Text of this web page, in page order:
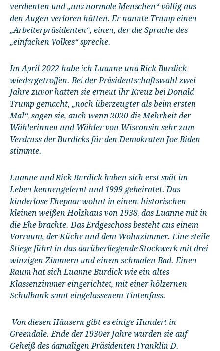
verdienten und „uns normale Menschen“ völlig aus
den Augen verloren hätten. Er nannte Trump einen
„Arbeiterpräsidenten“, einen, der die Sprache des
„einfachen Volkes“ spreche.
Im April 2022 habe ich Luanne und Rick Burdick
wiedergetroffen. Bei der Präsidentschaftswahl zwei
Jahre zuvor hatten sie erneut ihr Kreuz bei Donald
Trump gemacht, „noch überzeugter als beim ersten
Mal“, sagen sie, auch wenn 2020 die Mehrheit der
Wählerinnen und Wähler von Wisconsin sehr zum
Verdruss der Burdicks für den Demokraten Joe Biden
stimmte.
Luanne und Rick Burdick haben sich erst spät im
Leben kennengelernt und 1999 geheiratet. Das
kinderlose Ehepaar wohnt in einem historischen
kleinen weißen Holzhaus von 1938, das Luanne mit in
die Ehe brachte. Das Erdgeschoss besteht aus einem
Vorraum, der Küche und dem Wohnzimmer. Eine steile
Stiege führt in das darüberliegende Stockwerk mit drei
winzigen Zimmern und einem schmalen Bad. Einen
Raum hat sich Luanne Burdick wie ein altes
Klassenzimmer eingerichtet, mit einer hölzernen
Schulbank samt eingelassenem Tintenfass.
Von diesen Häusern gibt es einige Hundert in
Greendale. Ende der 1930er Jahre wurden sie auf
Geheiß des damaligen Präsidenten Franklin D.